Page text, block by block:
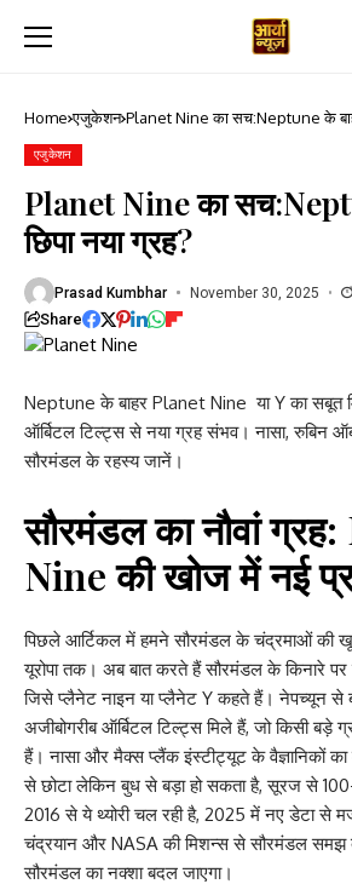
Home एजुकेशन Planet Nine का सच:Neptune के
एजुकेशन
Planet Nine का
छिपा नया ग्रह?
Prasad Kumbhar November 30, 2025
Share
Neptune के बाहर Planet Nine या Y का सबूत
ऑर्बिटल टिल्ट्स से नया ग्रह संभव। नासा, रुबिन
सौरमंडल के रहस्य जानें।
सौरमंडल का नौवां
Nine की खोज में नई
पिछले आर्टिकल में हमने सौरमंडल के चंद्रमाओं की
यूरोपा तक। अब बात करते हैं सौरमंडल के किनारे पर
जिसे प्लैनेट नाइन या प्लैनेट Y कहते हैं। नेपच्यून से
अजीबोगरीब ऑर्बिटल टिल्ट्स मिले हैं, जो किसी बड़े
हैं। नासा और मैक्स प्लैंक इंस्टीट्यूट के वैज्ञानिकों का
से छोटा लेकिन बुध से बड़ा हो सकता है, सूरज से
2016 से ये थ्योरी चल रही है, 2025 में नए डेटा से
चंद्रयान और NASA की मिशन्स से सौरमंडल समझ
सौरमंडल का नक्शा बदल जाएगा।